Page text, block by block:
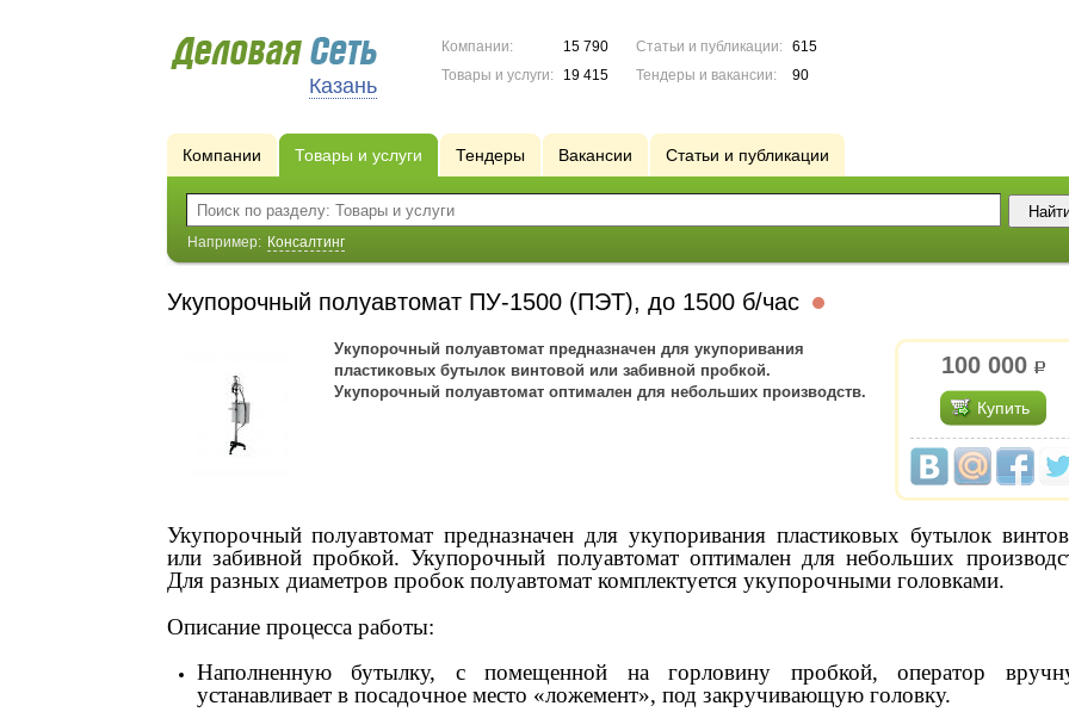
Казань
Компании:
15 790
Товары и услуги:
19 415
Статьи и публикации:
615
Тендеры и вакансии:
90
Компании Товары и услуги Тендеры Вакансии Статьи и публикации
Например: Консалтинг
Укупорочный полуавтомат ПУ-1500 (ПЭТ), до 1500 б/час
100 000 р.
Купить
Укупорочный полуавтомат предназначен для укупоривания
пластиковых бутылок винтовой или забивной пробкой.
Укупорочный полуавтомат оптимален для небольших производств.
Укупорочный полуавтомат предназначен для укупоривания пластиковых бутылок
или забивной пробкой. Укупорочный полуавтомат оптимален для небольших
Для разных диаметров пробок полуавтомат комплектуется укупорочными головками.
Описание процесса работы:
Наполненную бутылку, с помещенной на горловину пробкой, оператор
устанавливает в посадочное место «ложемент», под закручивающую головку.